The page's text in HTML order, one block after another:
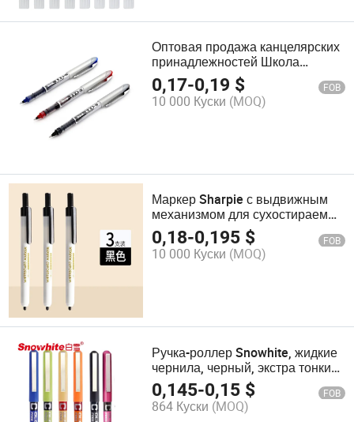
Оптовая продажа канцелярских
принадлежностей Школа
Снегурочка Галактика Жидкая
Ручка-роллер, Средний Носик,
0.7 мм, Ассорти, 12CT Цветная
0,17-0,19 $ FOB
10 000 Куски (MOQ)
Маркер Sharpie с выдвижным
механизмом для сухостираемых
досок, синий
0,18-0,195 $ FOB
10 000 Куски (MOQ)
Ручка-роллер Snowhite, жидкие
чернила, черный, экстра тонкий
наконечник 0.38mm, быстро
сохнет, подходит для письма,
ведения дневников,
0,145-0,15 $ FOB
864 Куски (MOQ)